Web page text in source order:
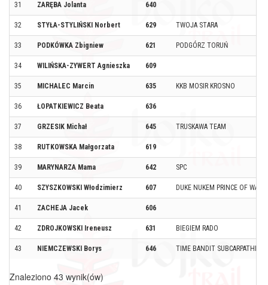
31 ZARĘBA Jolanta 640
32 STYŁA-STYLIŃSKI Norbert 629 TWOJA STARA
33 PODKÓWKA Zbigniew 621 PODGÓRZ TORUŃ
34 WILIŃSKA-ZYWERT Agnieszka 609
35 MICHALEC Marcin 635 KKB MOSIR KROSNO
36 ŁOPATKIEWICZ Beata 636
37 GRZESIK Michał 645 TRUSKAWA TEAM
38 RUTKOWSKA Małgorzata 619
39 MARYNARZA Mama 642 SPC
40 SZYSZKOWSKI Włodzimierz 607 DUKE NUKEM PRINCE OF
41 ZACHEJA Jacek 606
42 ZDROJKOWSKI Ireneusz 631 BIEGIEM RADO
43 NIEMCZEWSKI Borys 646 TIME BANDIT SUBCARPATHIA
Znaleziono 43 wynik(ów)